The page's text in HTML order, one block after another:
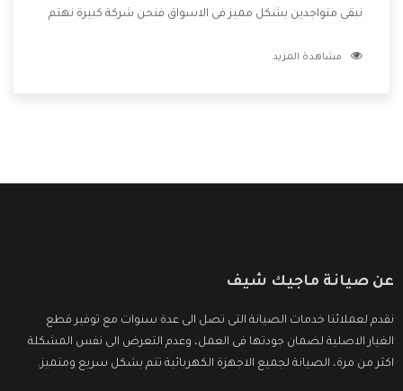
نبقى متواجدين بشكل مميز فى الاسواق فنحن شركة كبيرة نهتم
الشركة بها والتى تكون منها خدمة الصيانة التى تكون من أهم
مشاهدة المزيد
عن صيانة ماجيك شيف
نقدم لعملائنا خدمات الصيانة التى تصل الى عدة سنوات مع توفير قطع
الغيار الاصلية لضمان جودتها فى العمل، وعدم التعرض الى نفس المشكلة
اكثر من مرة، الصيانة لجميع الاجهزة الكهربائية تتم بشكل سريع ومتميز.